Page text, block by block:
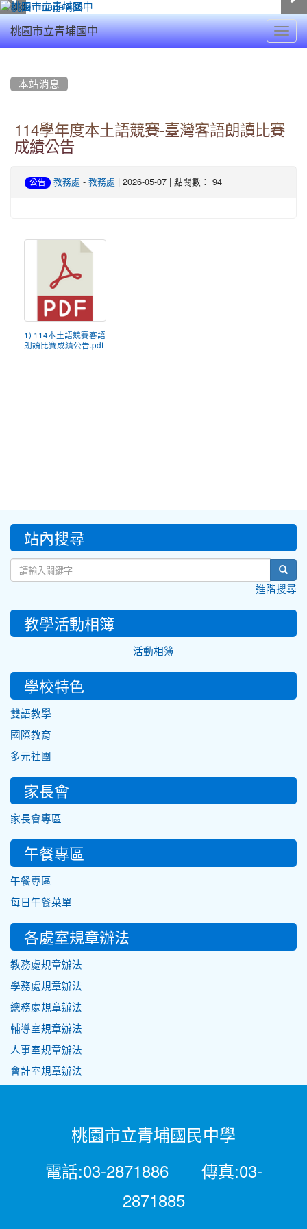
桃園市立青埔國中
本站消息
114學年度本土語競賽-臺灣客語朗讀比賽
成績公告
公告 教務處 - 教務處 | 2026-05-07 | 點閱數： 94
1) 114本土語競賽客語
朗讀比賽成績公告.pdf
::: 站內搜尋
進階搜尋
教學活動相簿
活動相簿
學校特色
雙語教學
國際教育
多元社團
家長會
家長會專區
午餐專區
午餐專區
每日午餐菜單
各處室規章辦法
教務處規章辦法
學務處規章辦法
總務處規章辦法
輔導室規章辦法
人事室規章辦法
會計室規章辦法
桃園市立青埔國民中學
電話:03-2871886 傳真:03-
2871885